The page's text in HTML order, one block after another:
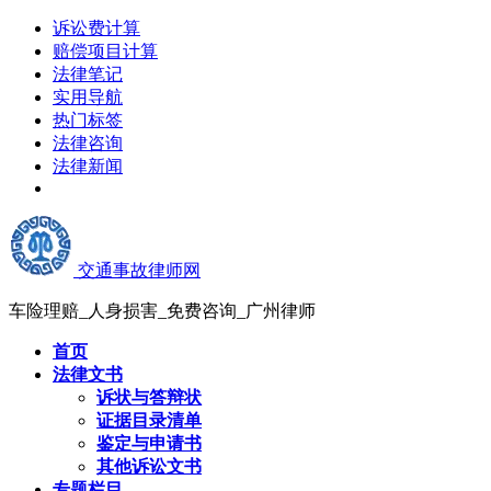
诉讼费计算
赔偿项目计算
法律笔记
实用导航
热门标签
法律咨询
法律新闻
交通事故律师网
车险理赔_人身损害_免费咨询_广州律师
首页
法律文书
诉状与答辩状
证据目录清单
鉴定与申请书
其他诉讼文书